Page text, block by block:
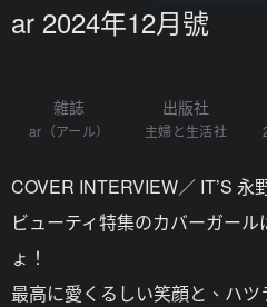
ar 2024年12月號
雜誌
ar（アール）
出版社
主婦と生活社
COVER INTERVIEW／ IT’S
ビューティ特集のカバーガー
ょ！
最高に愛くるしい笑顔と、ハ